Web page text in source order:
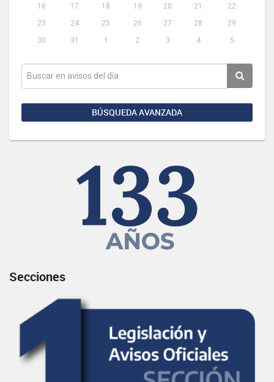
16
17 18 19 20 21
22
23
24 25 26 27 28
29
30
31 1 2 3 4 5
BÚSQUEDA AVANZADA
Secciones